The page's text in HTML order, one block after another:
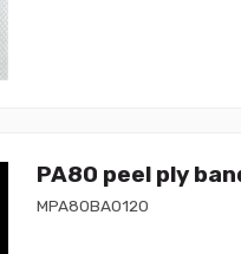
PA80 peel ply
MPA80BA0120